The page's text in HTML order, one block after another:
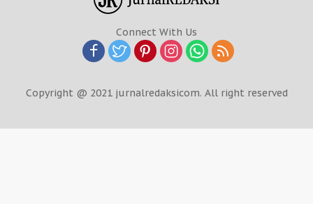
Connect With Us
Copyright @ 2021 jurnalredaksicom. All right reserved